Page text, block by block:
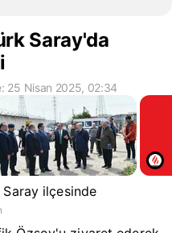
Saray'da
25 Nisan 2025, 02:34
ilçesinde